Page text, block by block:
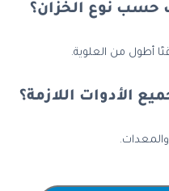
حسب نوع الخزان؟
أطول من العلوية.
الأدوات اللازمة؟